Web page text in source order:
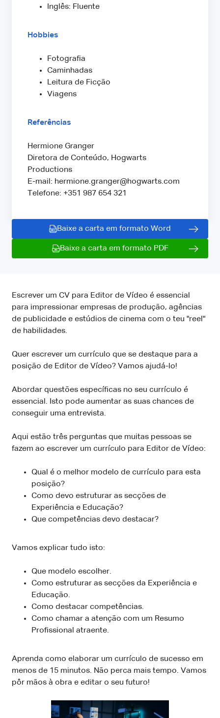
Inglês: Fluente
Hobbies
Fotografia
Caminhadas
Leitura de Ficção
Viagens
Referências
Hermione Granger
Diretora de Conteúdo, Hogwarts
Productions
E-mail: hermione.granger@hogwarts.com
Telefone: +351 987 654 321
Baixe a carta em formato Word
Baixe a carta em formato PDF
Escrever um CV para Editor de Vídeo é essencial
para impressionar empresas de produção, agências
de publicidade e estúdios de cinema com o teu "reel"
de habilidades.
Quer escrever um currículo que se destaque para a
posição de Editor de Vídeo? Vamos ajudá-lo!
Abordar questões específicas no seu currículo é
essencial. Isto pode aumentar as suas chances de
conseguir uma entrevista.
Aqui estão três perguntas que muitas pessoas se
fazem ao escrever um currículo para Editor de Vídeo:
Qual é o melhor modelo de currículo para esta
posição?
Como devo estruturar as secções de
Experiência e Educação?
Que competências devo destacar?
Vamos explicar tudo isto:
Que modelo escolher.
Como estruturar as secções da Experiência e
Educação.
Como destacar competências.
Como chamar a atenção com um Resumo
Profissional atraente.
Aprenda como elaborar um currículo de sucesso em
menos de 15 minutos. Não perca mais tempo. Vamos
pôr mãos à obra e editar o seu futuro!